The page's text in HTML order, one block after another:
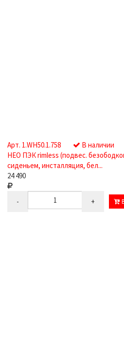
Арт. 1.WH50.1.758
В наличии
НЕО ПЭК rimless (подвес.
сиденьем, инсталляция, бел...
24 490
- +